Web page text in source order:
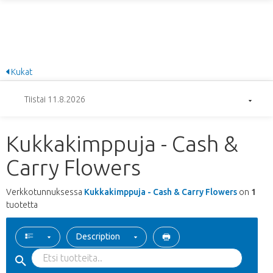
Kukat
Tiistai 11.8.2026
Kukkakimppuja - Cash &
Carry Flowers
Verkkotunnuksessa Kukkakimppuja - Cash & Carry Flowers on 1
tuotetta
Description